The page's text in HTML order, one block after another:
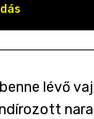
lévő